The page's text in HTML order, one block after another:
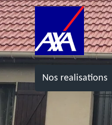
Nos realisations